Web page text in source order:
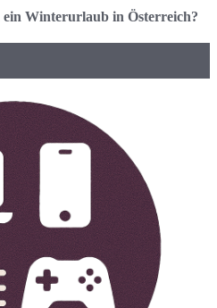
Winterurlaub in Österreich?